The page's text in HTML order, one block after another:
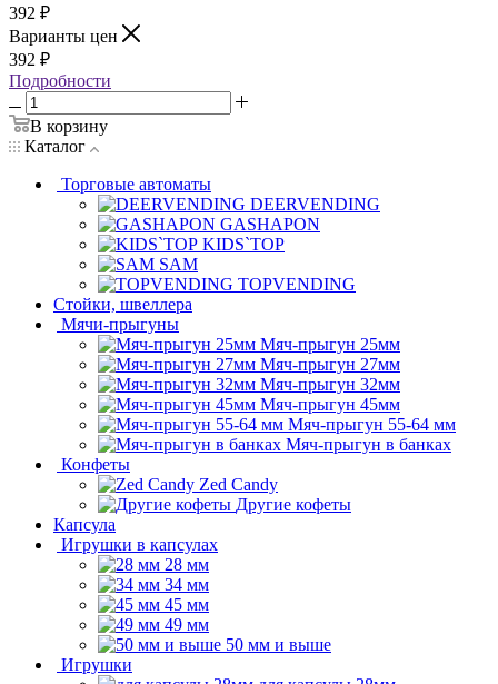
392 ₽
Варианты цен
392 ₽
Подробности
В корзину
Каталог
Торговые автоматы
DEERVENDING
GASHAPON
KIDS`TOP
SAM
TOPVENDING
Стойки, швеллера
Мячи-прыгуны
Мяч-прыгун 25мм
Мяч-прыгун 27мм
Мяч-прыгун 32мм
Мяч-прыгун 45мм
Мяч-прыгун 55-64 мм
Мяч-прыгун в банках
Конфеты
Zed Candy
Другие кофеты
Капсула
Игрушки в капсулах
28 мм
34 мм
45 мм
49 мм
50 мм и выше
Игрушки